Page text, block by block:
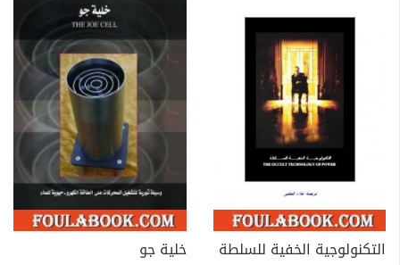
التكنولوجية الخفية للسلطة
خلية جو